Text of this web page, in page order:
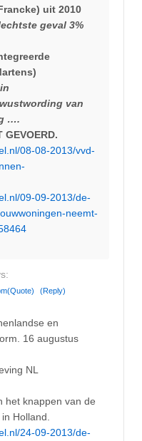
uit 2010
geval 3%
van
….
GEVOERD.
08-08-2013/vvd-
09-09-2013/de-
neemt-
(Quote) (Reply)
en
16 augustus
NL
het knappen van de
Holland.
24-09-2013/de-